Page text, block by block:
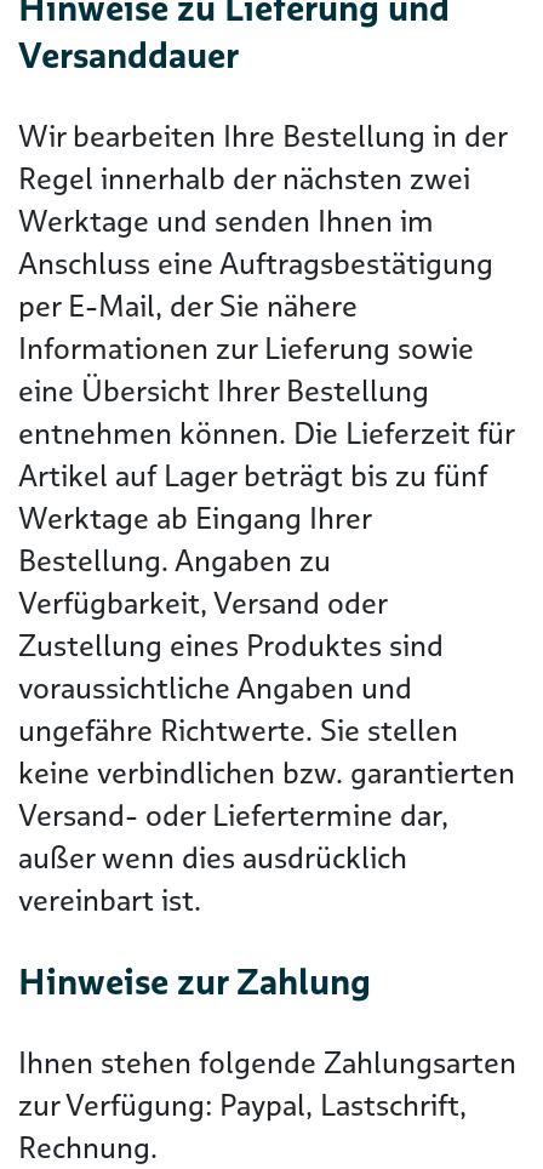
Versanddauer
Wir bearbeiten Ihre Bestellung in der
Regel innerhalb der nächsten zwei
Werktage und senden Ihnen im
Anschluss eine Auftragsbestätigung
per E-Mail, der Sie nähere
Informationen zur Lieferung sowie
eine Übersicht Ihrer Bestellung
entnehmen können. Die Lieferzeit für
Artikel auf Lager beträgt bis zu fünf
Werktage ab Eingang Ihrer
Bestellung. Angaben zu
Verfügbarkeit, Versand oder
Zustellung eines Produktes sind
voraussichtliche Angaben und
ungefähre Richtwerte. Sie stellen
keine verbindlichen bzw. garantierten
Versand- oder Liefertermine dar,
außer wenn dies ausdrücklich
vereinbart ist.
Hinweise zur Zahlung
Ihnen stehen folgende Zahlungsarten
zur Verfügung: Paypal, Lastschrift,
Rechnung.